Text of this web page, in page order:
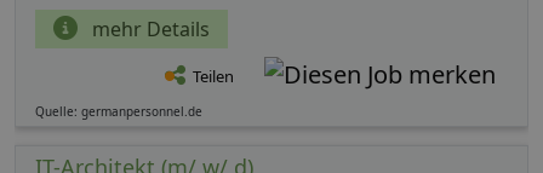
mehr Details
Teilen
Quelle: germanpersonnel.de
IT-Architekt (m/ w/ d)